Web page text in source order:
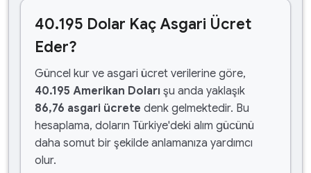
40.195 Dolar Kaç Asgari Ücret
Eder?
Güncel kur ve asgari ücret verilerine göre,
40.195 Amerikan Doları şu anda yaklaşık
86,76 asgari ücrete denk gelmektedir. Bu
hesaplama, doların Türkiye'deki alım gücünü
daha somut bir şekilde anlamanıza yardımcı
olur.